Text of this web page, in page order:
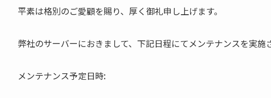
平素は格別のご愛顧を賜り、厚く御礼申し上げます。
弊社のサーバーにおきまして、下記日程にてメンテナンスを実施
メンテナンス予定日時: